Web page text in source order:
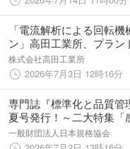
「電流解析による回転
ン」高田工業所、プラン
ーに出展
株式会社高田工業所
2026年7月3日 12時16分
専門誌『標準化と品質管
夏号発行！～二大特集「
化する―医療，スポーツ
える」～
一般財団法人日本規格協会